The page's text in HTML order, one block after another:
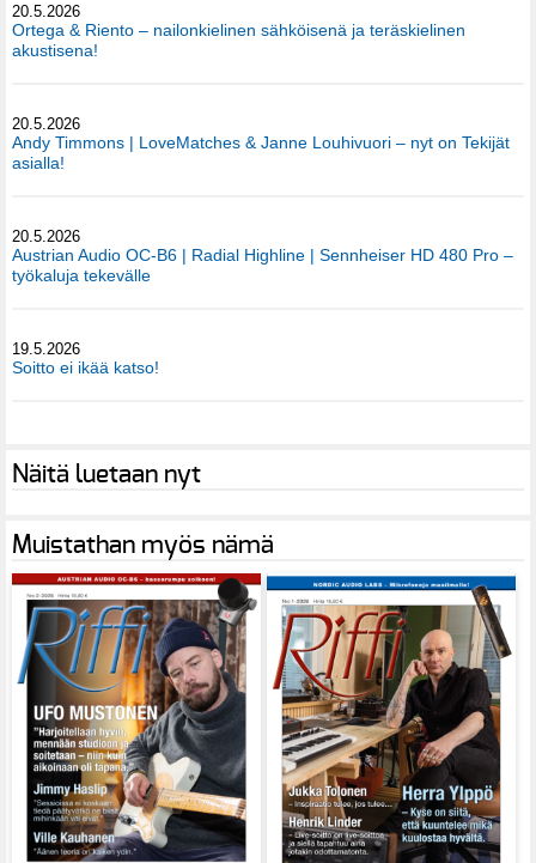
20.5.2026
Ortega & Riento – nailonkielinen sähköisenä ja teräskielinen
akustisena!
20.5.2026
Andy Timmons | LoveMatches & Janne Louhivuori – nyt on Tekijät
asialla!
20.5.2026
Austrian Audio OC-B6 | Radial Highline | Sennheiser HD 480 Pro –
työkaluja tekevälle
19.5.2026
Soitto ei ikää katso!
Näitä luetaan nyt
Muistathan myös nämä